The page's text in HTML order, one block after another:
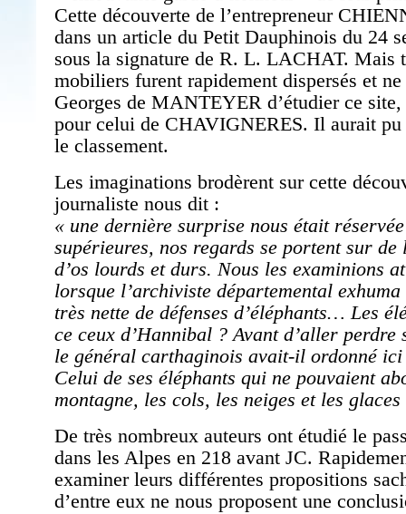
Cette découverte de l’entrepreneur
dans un article du Petit Dauphinois du 24
sous la signature de R. L. LACHAT. Mais
mobiliers furent rapidement dispersés et
Georges de MANTEYER d’étudier ce
pour celui de CHAVIGNERES. Il aurait
le classement.
Les imaginations brodèrent sur cette
journaliste nous dit :
« une dernière surprise nous était
supérieures, nos regards se portent sur de
d’os lourds et durs. Nous les examinions
lorsque l’archiviste départemental
très nette de défenses d’éléphants… Les
ce ceux d’Hannibal ? Avant d’aller
le général carthaginois avait-il ordonné
Celui de ses éléphants qui ne pouvaient
montagne, les cols, les neiges et les glaces
De très nombreux auteurs ont étudié le
dans les Alpes en 218 avant JC.
examiner leurs différentes propositions
d’entre eux ne nous proposent une